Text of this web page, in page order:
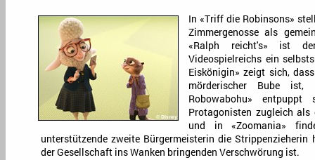
In «Triff die Robinsons»
Zimmergenosse als
«Ralph reicht's» ist
Videospielreichs ein
Eiskönigin» zeigt sich,
mörderischer Bube
Robowabohu»
Protagonisten zugleich als
und in «Zoomania»
unterstützende zweite Bürgermeisterin die Strippenzieherin
der Gesellschaft ins Wanken bringenden Verschwörung ist.